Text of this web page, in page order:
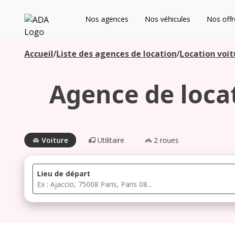
ADA Nos agences Nos véhicules Nos
Accueil/Liste des agences de location/Location
Agence de
Voiture Utilitaire 2 roues
Lieu de départ
Les agences à proximité
Commencez votre recherche pour voir les agences à